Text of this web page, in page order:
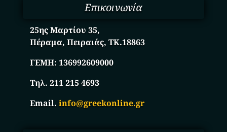
Επικοινωνία
25ης Μαρτίου 35,
Πέραμα, Πειραιάς, ΤΚ.18863
ΓΕΜΗ:136992609000
Τηλ. 211 215 4693
Email.info@greekonline.gr